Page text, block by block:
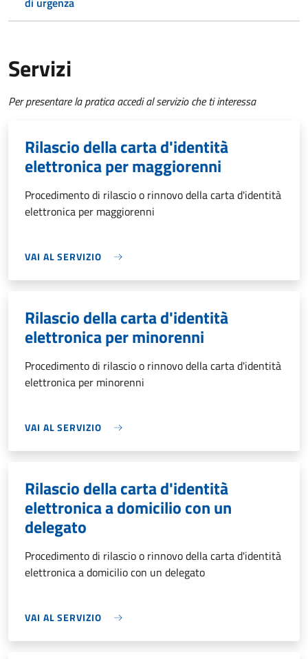
Servizi
Per presentare la pratica accedi al servizio che ti interessa
Rilascio della carta d'identità
elettronica per maggiorenni
Procedimento di rilascio o rinnovo della carta d'identità
elettronica per maggiorenni
VAI AL SERVIZIO
Rilascio della carta d'identità
elettronica per minorenni
Procedimento di rilascio o rinnovo della carta d'identità
elettronica per minorenni
VAI AL SERVIZIO
Rilascio della carta d'identità
elettronica a domicilio con un
delegato
Procedimento di rilascio o rinnovo della carta d'identità
elettronica a domicilio con un delegato
VAI AL SERVIZIO